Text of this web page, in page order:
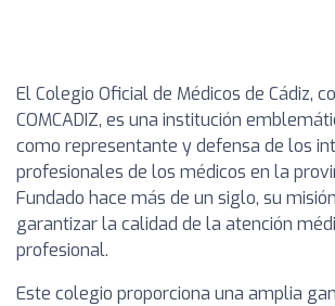
El Colegio Oficial de Médicos de Cádiz,
COMCADIZ, es una institución
como representante y defensa de los
profesionales de los médicos en la
Fundado hace más de un siglo, su
garantizar la calidad de la atención
profesional.
Este colegio proporciona una amplia